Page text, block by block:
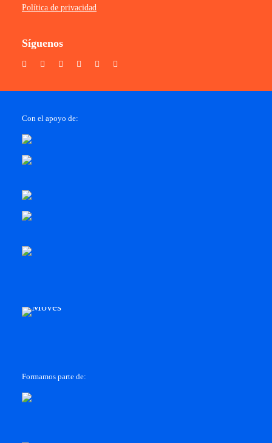
Política de privacidad
Síguenos
Con el apoyo de:
Formamos parte de: